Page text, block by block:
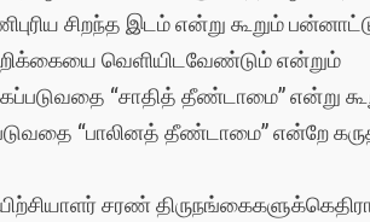
சிறந்த இடம் என்று கூறும்
வெளியிடவேண்டும் என்றும்
“சாதித் தீண்டாமை” என்று
“பாலினத் தீண்டாமை” என்றே
சரண்